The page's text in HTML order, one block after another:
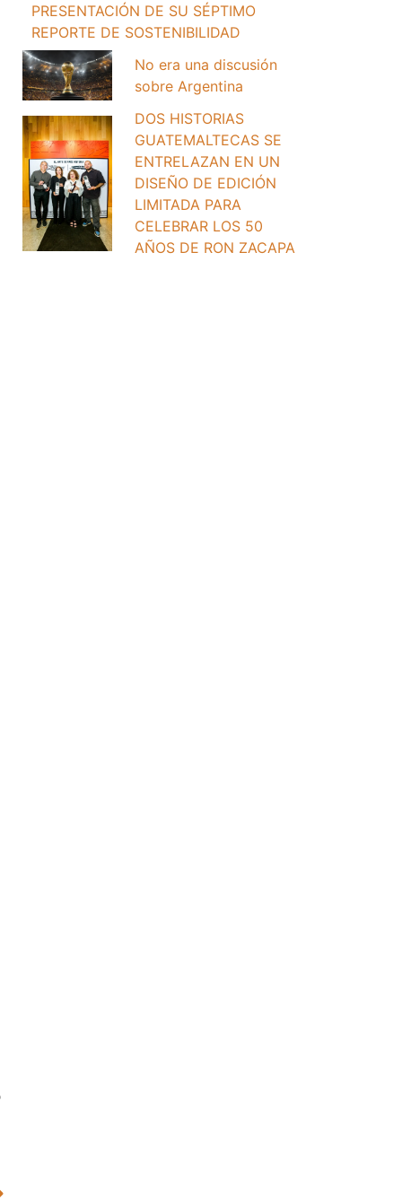
PRESENTACIÓN DE SU SÉPTIMO
REPORTE DE SOSTENIBILIDAD
No era una discusión
sobre Argentina
DOS HISTORIAS
GUATEMALTECAS SE
ENTRELAZAN EN UN
DISEÑO DE EDICIÓN
LIMITADA PARA
CELEBRAR LOS 50
AÑOS DE RON ZACAPA